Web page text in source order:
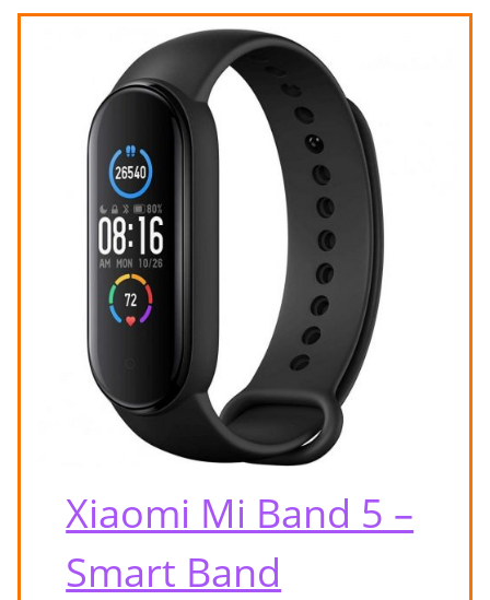
Xiaomi Mi Band 5 –
Smart Band